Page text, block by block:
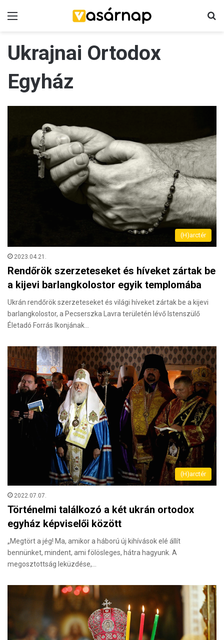
Ukrajnai Ortodox
Egyház
(H)arctér
2023.04.21.
Rendőrök szerzeteseket és híveket zártak be
a kijevi barlangkolostor egyik templomába
Ukrán rendőrök szerzeteseket és világi híveket zártak be a kijevi
barlangkolostor, a Pecserszka Lavra területén lévő Istenszülő
Életadó Forrás Ikonjának…
(H)arctér
2022.07.07.
Történelmi találkozó a két ukrán ortodox
egyház képviselői között
„Megtört a jég! Ma, amikor a háború új kihívások elé állít
bennünket, mindent, ami fölösleges, hátra hagyunk. A
megosztottság leküzdése,…